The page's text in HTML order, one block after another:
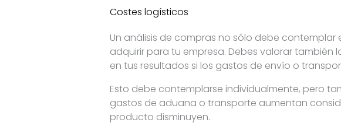
Costes logísticos
Un análisis de compras no sólo debe contemplar
adquirir para tu empresa. Debes valorar
en tus resultados si los gastos de envío o
Esto debe contemplarse individualmente, pero
gastos de aduana o transporte aumentan
producto disminuyen.